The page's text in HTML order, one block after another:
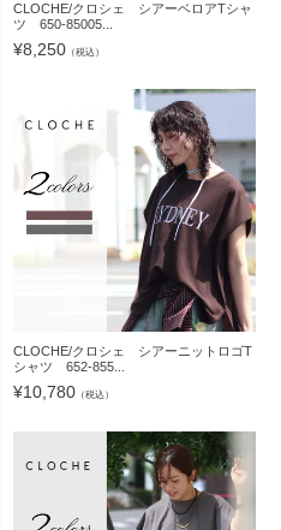
CLOCHE/クロシェ シアーベロアTシャ
ツ 650-85005...
¥8,250 （税込）
CLOCHE/クロシェ シアーニットロゴT
シャツ 652-855...
¥10,780 （税込）